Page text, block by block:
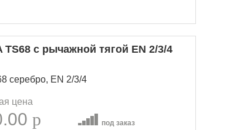
с рычажной тягой EN 2/3/4
серебро, EN 2/3/4
цена
p под заказ